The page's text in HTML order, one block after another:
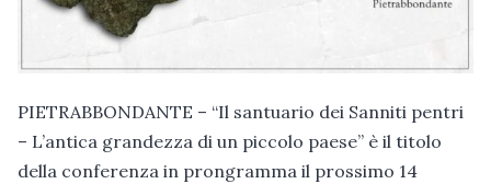
PIETRABBONDANTE – “Il santuario dei Sanniti pentri
– L’antica grandezza di un piccolo paese” è il titolo
della conferenza in prongramma il prossimo 14